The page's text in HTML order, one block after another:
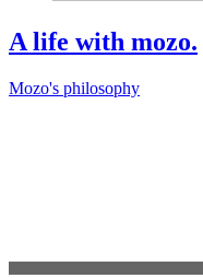
A life with mozo.
Mozo's philosophy